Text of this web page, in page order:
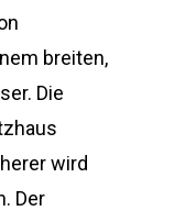
breiten,
Die
wird
Der